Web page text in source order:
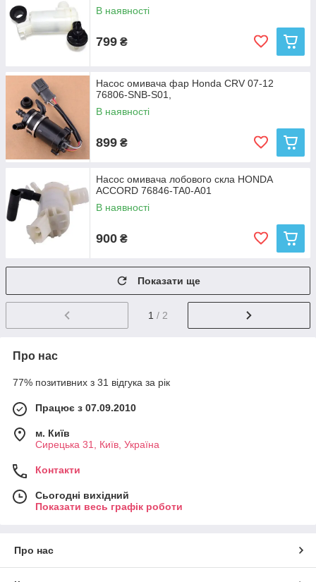
В наявності
799 ₴
Насос омивача фар Honda CRV 07-12
76806-SNB-S01,
В наявності
899 ₴
Насос омивача лобового скла HONDA
ACCORD 76846-TA0-A01
В наявності
900 ₴
Показати ще
1 / 2
Про нас
77% позитивних з 31 відгука за рік
Працює з 07.09.2010
м. Київ
Сирецька 31, Київ, Україна
Контакти
Сьогодні вихідний
Показати весь графік роботи
Про нас